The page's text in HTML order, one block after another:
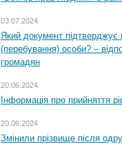
03.07.2024
Який документ підтверджує
(перебування) особи? –
громадян
20.06.2024
Інформація про прийняття
20.06.2024
Змінили прізвище після